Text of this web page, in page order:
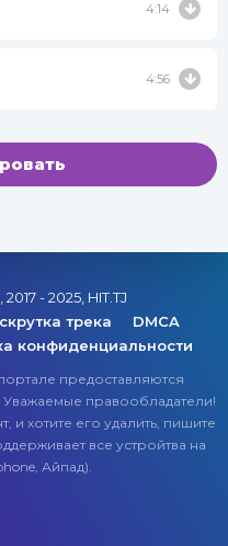
4:14
4:56
- 2025, HIT.TJ
трека
DMCA
конфиденциальности
предоставляются
правообладатели!
и хотите его удалить, пишите
все устройтва на
Айпад).